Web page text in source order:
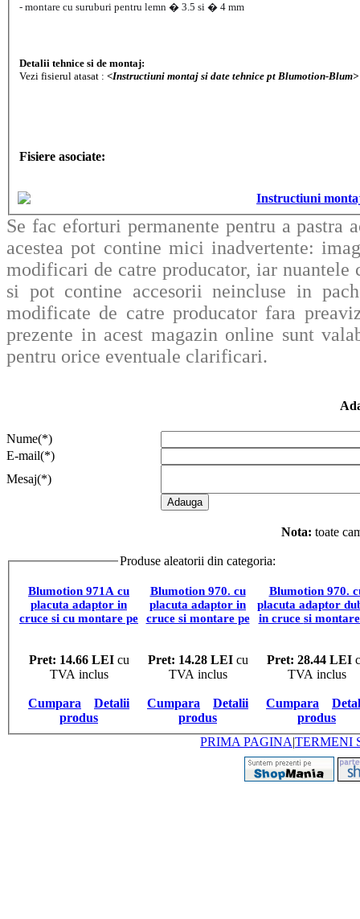
- montare cu suruburi pentru lemn � 3.5 si � 4 mm
Detalii tehnice si de montaj:
Vezi fisierul atasat : <Instructiuni montaj si date tehnice pt Blumotion-Blum>
Fisiere asociate:
Instructiuni
Se fac eforturi permanente pentru a pastra
acestea pot contine mici inadvertente:
modificari de catre producator, iar
si pot contine accesorii neincluse in
modificate de catre producator fara
prezente in acest magazin online sunt
pentru orice eventuale clarificari.
Nume(*)
E-mail(*)
Mesaj(*)
Nota: toate
Produse aleatorii din categoria:
Blumotion 971A cu
placuta adaptor in
cruce si cu montare pe
Pret: 14.66 LEIcu
TVA inclus
Cumpara
Detalii
produs
Blumotion 970. cu
placuta adaptor in
cruce si montare pe
Pret: 14.28 LEIcu
TVA inclus
Cumpara
Detalii
produs
Blumotion 970.
placuta adaptor
in cruce si montare pe
Pret: 28.44 LEI
TVA inclus
Cumpara
produs
PRIMA PAGINA|TERMENI